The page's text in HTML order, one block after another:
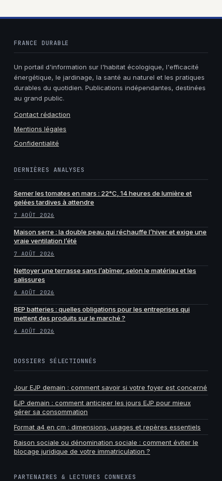
FRANCE DURABLE
Un portail d'information sur l'habitat écologique, l'efficacité
énergétique, le jardinage, la santé au naturel et les pratiques
durables du quotidien. Publications indépendantes, destinées
au grand public.
Contact rédaction
Mentions légales
Confidentialité
DERNIÈRES ANALYSES
Semer les tomates en mars : 22°C, 14 heures de lumière et
gelées tardives à attendre
7 AOÛT 2026
Maison serre : la double peau qui réchauffe l’hiver et exige une
vraie ventilation l’été
7 AOÛT 2026
Nettoyer une terrasse sans l’abîmer, selon le matériau et les
salissures
6 AOÛT 2026
REP batteries : quelles obligations pour les entreprises qui
mettent des produits sur le marché ?
6 AOÛT 2026
DOSSIERS SÉLECTIONNÉS
Jour EJP demain : comment savoir si votre foyer est concerné
EJP demain : comment anticiper les jours EJP pour mieux
gérer sa consommation
Format a4 en cm : dimensions, usages et repères essentiels
Raison sociale ou dénomination sociale : comment éviter le
blocage juridique de votre immatriculation ?
PARTENAIRES & LECTURES CONNEXES